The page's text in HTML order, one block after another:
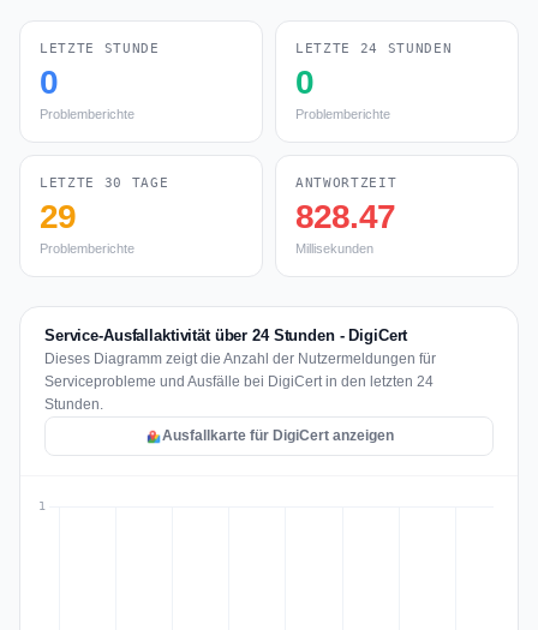
LETZTE STUNDE
0
Problemberichte
LETZTE 24 STUNDEN
0
Problemberichte
LETZTE 30 TAGE
29
Problemberichte
ANTWORTZEIT
828.47
Millisekunden
Service-Ausfallaktivität über 24 Stunden - DigiCert
Dieses Diagramm zeigt die Anzahl der Nutzermeldungen für
Serviceprobleme und Ausfälle bei DigiCert in den letzten 24
Stunden.
Ausfallkarte für DigiCert anzeigen